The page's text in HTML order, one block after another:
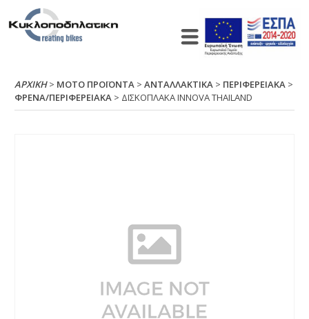
ΑΡΧΙΚΉ> ΜΟΤΟ ΠΡΟΪΟΝΤΑ >ΑΝΤΑΛΛΑΚΤΙΚΑ > ΠΕΡΙΦΕΡΕΙΑΚΑ >
ΦΡΕΝΑ/ΠΕΡΙΦΕΡΕΙΑΚΑ > ΔΙΣΚΟΠΛΑΚΑ ΙΝΝΟVΑ ΤΗΑΙLΑΝD